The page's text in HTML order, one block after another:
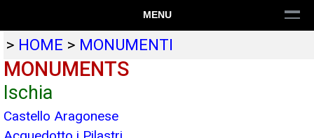
MENU
> HOME > MONUMENTI
MONUMENTS
Ischia
Castello Aragonese